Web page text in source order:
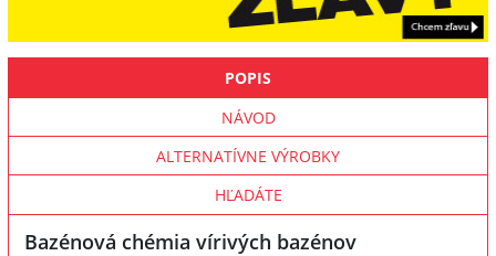
POPIS
NÁVOD
ALTERNATÍVNE VÝROBKY
HĽADÁTE
Bazénová chémia vírivých bazénov